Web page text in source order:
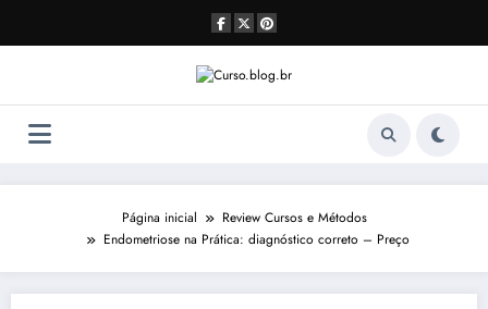
o
Página inicial
Review Cursos e Métodos
Endometriose na Prática: diagnóstico correto – Preço